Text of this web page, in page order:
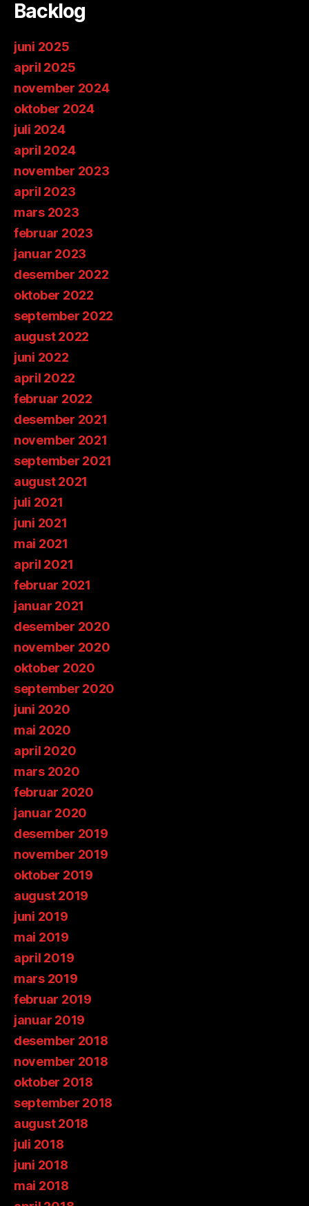
Backlog
juni 2025
april 2025
november 2024
oktober 2024
juli 2024
april 2024
november 2023
april 2023
mars 2023
februar 2023
januar 2023
desember 2022
oktober 2022
september 2022
august 2022
juni 2022
april 2022
februar 2022
desember 2021
november 2021
september 2021
august 2021
juli 2021
juni 2021
mai 2021
april 2021
februar 2021
januar 2021
desember 2020
november 2020
oktober 2020
september 2020
juni 2020
mai 2020
april 2020
mars 2020
februar 2020
januar 2020
desember 2019
november 2019
oktober 2019
august 2019
juni 2019
mai 2019
april 2019
mars 2019
februar 2019
januar 2019
desember 2018
november 2018
oktober 2018
september 2018
august 2018
juli 2018
juni 2018
mai 2018